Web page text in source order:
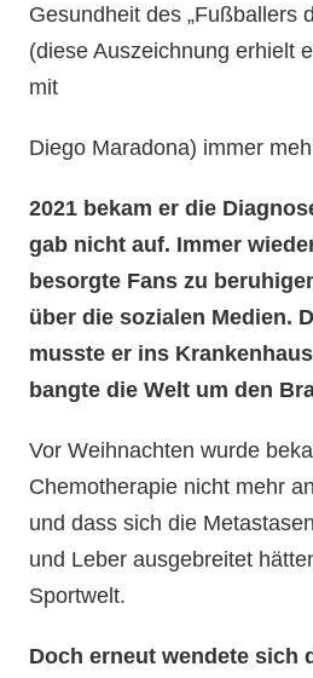
Gesundheit des „Fußballers
(diese Auszeichnung erhielt
mit
Diego Maradona) immer
2021 bekam er die
gab nicht auf. Immer
besorgte Fans zu
über die sozialen Medien.
musste er ins
bangte die Welt um den
Vor Weihnachten wurde
Chemotherapie nicht mehr
und dass sich die
und Leber ausgebreitet
Sportwelt.
Doch erneut wendete sich